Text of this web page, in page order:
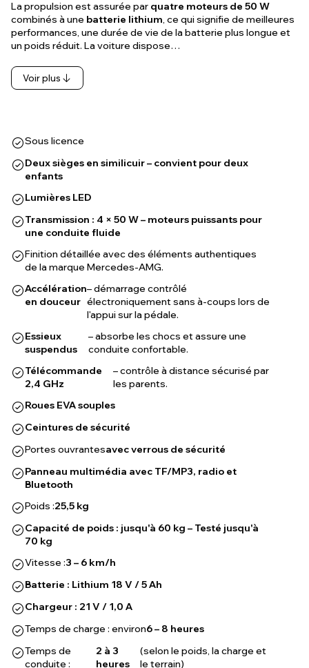
La propulsion est assurée par quatre moteurs de 50 W
combinés à une batterie lithium, ce qui signifie de meilleures
performances, une durée de vie de la batterie plus longue et
un poids réduit. La voiture dispose…
Voir plus
Sous licence
Deux sièges en similicuir – convient pour deux
enfants
Lumières LED
Transmission : 4 × 50 W – moteurs puissants pour
une conduite fluide
Finition détaillée avec des éléments authentiques
de la marque Mercedes-AMG.
Accélération
en douceur
– démarrage contrôlé
électroniquement sans à-coups lors de
l'appui sur la pédale.
Essieux
suspendus
– absorbe les chocs et assure une
conduite confortable.
Télécommande
2,4 GHz
– contrôle à distance sécurisé par
les parents.
Roues EVA souples
Ceintures de sécurité
Portes ouvrantesavec verrous de sécurité
Panneau multimédia avec TF/MP3, radio et
Bluetooth
Poids :25,5 kg
Capacité de poids : jusqu'à 60 kg – Testé jusqu'à
70 kg
Vitesse :3 – 6 km/h
Batterie : Lithium 18 V / 5 Ah
Chargeur : 21 V / 1,0 A
Temps de charge : environ6 – 8 heures
Temps de
conduite :
2 à 3
heures
(selon le poids, la charge et
le terrain)